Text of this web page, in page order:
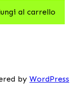
al carrello
by WordPress